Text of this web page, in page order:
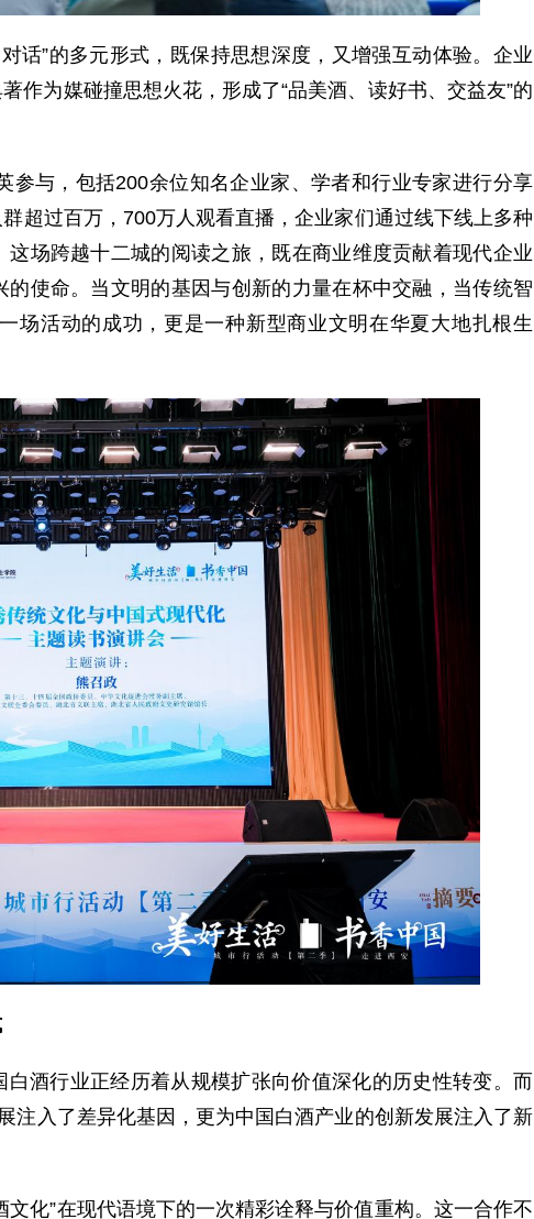
”的多元形式，既保持思想深度，又增强互动体验。企业
作为媒碰撞思想火花，形成了“品美酒、读好书、交益友”的
与，包括200余位知名企业家、学者和行业专家进行分享
超过百万，700万人观看直播，企业家们通过线下线上多种
场跨越十二城的阅读之旅，既在商业维度贡献着现代企业
使命。当文明的基因与创新的力量在杯中交融，当传统智
场活动的成功，更是一种新型商业文明在华夏大地扎根生
行业正经历着从规模扩张向价值深化的历史性转变。而
注入了差异化基因，更为中国白酒产业的创新发展注入了新
化”在现代语境下的一次精彩诠释与价值重构。这一合作不